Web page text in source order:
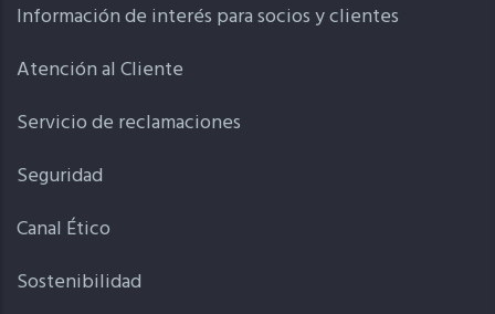
Información de interés para socios y clientes
Atención al Cliente
Servicio de reclamaciones
Seguridad
Canal Ético
Sostenibilidad